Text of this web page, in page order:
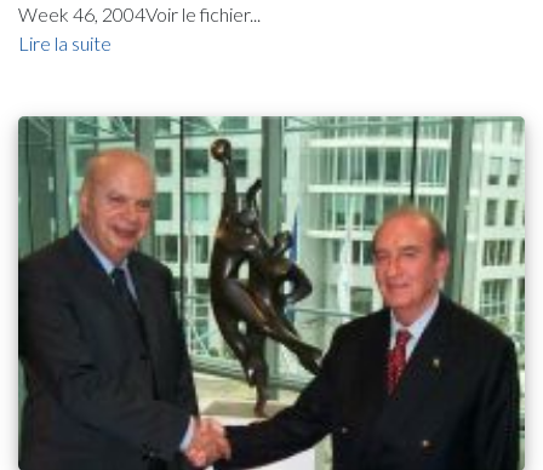
Week 46, 2004Voir le fichier...
Lire la suite